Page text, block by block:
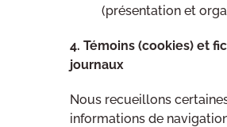
(présentation et
4. Témoins (cookies) et
journaux
Nous recueillons
informations de